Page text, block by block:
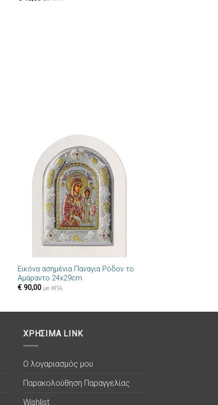
Πρόσθήκη
στην λίστα
επιθυμιών
Εικόνα ασημένια Παναγια Ρόδον το
Αμάραντο 24x29cm
€90,00 με ΦΠΑ
ΧΡΗΣΙΜΑ LINK
Ο λογαριασμός μου
Παρακολούθηση Παραγγελίας
Wishlist